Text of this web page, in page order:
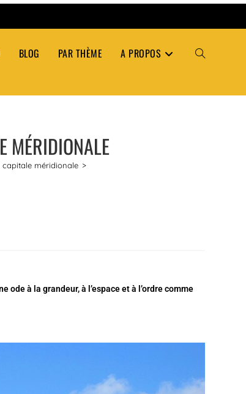
BLOG PAR THÈME A PROPOS TOGGLE
MÉRIDIONALE
méridionale >
à la grandeur, à l’espace et à l’ordre comme